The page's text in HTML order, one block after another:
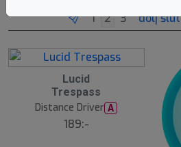
dölj slut
Lucid
Trespass
Distance Driver A
189:-